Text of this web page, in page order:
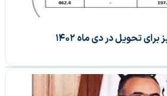
تحویل در دی ماه ۱۴۰۲